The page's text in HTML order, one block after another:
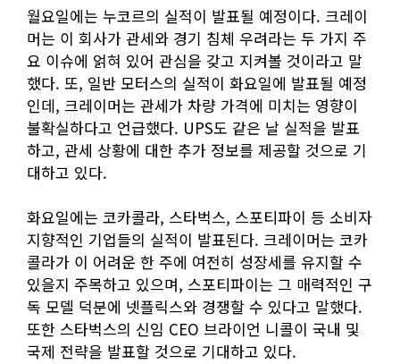
월요일에는 누코르의 실적이 발표될 예정이다. 크레이
머는 이 회사가 관세와 경기 침체 우려라는 두 가지 주
요 이슈에 얽혀 있어 관심을 갖고 지켜볼 것이라고 말
했다. 또, 일반 모터스의 실적이 화요일에 발표될 예정
인데, 크레이머는 관세가 차량 가격에 미치는 영향이
불확실하다고 언급했다. UPS도 같은 날 실적을 발표
하고, 관세 상황에 대한 추가 정보를 제공할 것으로 기
대하고 있다.
화요일에는 코카콜라, 스타벅스, 스포티파이 등 소비자
지향적인 기업들의 실적이 발표된다. 크레이머는 코카
콜라가 이 어려운 한 주에 여전히 성장세를 유지할 수
있을지 주목하고 있으며, 스포티파이는 그 매력적인 구
독 모델 덕분에 넷플릭스와 경쟁할 수 있다고 말했다.
또한 스타벅스의 신임 CEO 브라이언 니콜이 국내 및
국제 전략을 발표할 것으로 기대하고 있다.